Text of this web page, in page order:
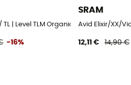
de frein
/ TL | Level TLM Organique Acier -
-16%
SRAM
Avid Elixir/XX/
12,11 € 14,90 €